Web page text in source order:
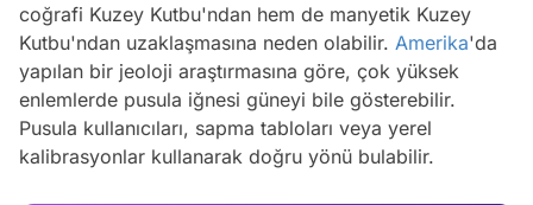
coğrafi Kuzey Kutbu'ndan hem de manyetik Kuzey
Kutbu'ndan uzaklaşmasına neden olabilir. Amerika'da
yapılan bir jeoloji araştırmasına göre, çok yüksek
enlemlerde pusula iğnesi güneyi bile gösterebilir.
Pusula kullanıcıları, sapma tabloları veya yerel
kalibrasyonlar kullanarak doğru yönü bulabilir.